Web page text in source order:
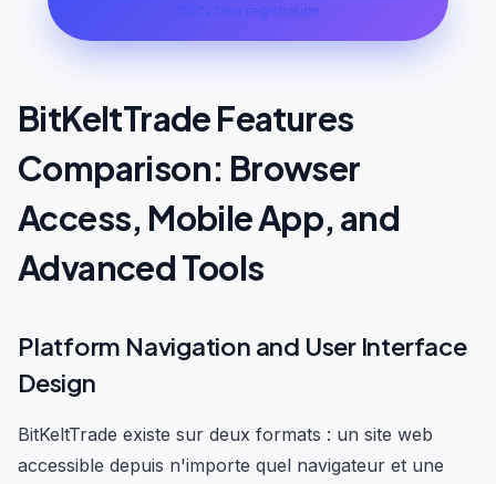
100% free registration
BitKeltTrade Features
Comparison: Browser
Access, Mobile App, and
Advanced Tools
Platform Navigation and User Interface
Design
BitKeltTrade existe sur deux formats : un site web
accessible depuis n'importe quel navigateur et une